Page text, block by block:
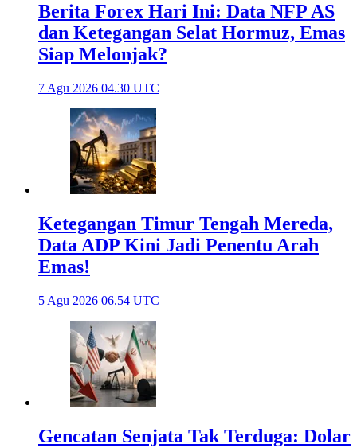
Berita Forex Hari Ini: Data NFP AS
dan Ketegangan Selat Hormuz, Emas
Siap Melonjak?
7 Agu 2026 04.30 UTC
Ketegangan Timur Tengah Mereda,
Data ADP Kini Jadi Penentu Arah
Emas!
5 Agu 2026 06.54 UTC
Gencatan Senjata Tak Terduga: Dolar